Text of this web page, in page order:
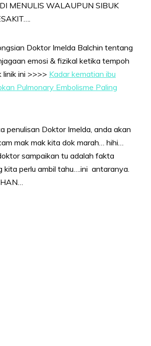
MENULIS WALAUPUN SIBUK
Doktor Imelda Balchin tentang
emosi & fizikal ketika tempoh
linik ini >>>> Kadar kematian ibu
Pulmonary Embolisme Paling
penulisan Doktor Imelda, anda akan
mak mak kita dok marah… hihi…
sampaikan tu adalah fakta
kita perlu ambil tahu….ini antaranya.